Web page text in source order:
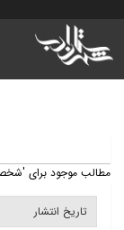
مطالب موجود برای